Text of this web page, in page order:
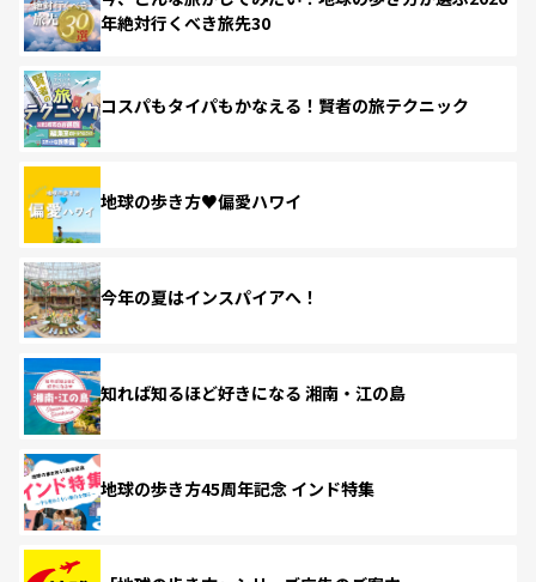
年絶対行くべき旅先30
コスパもタイパもかなえる！賢者の旅テクニック
地球の歩き方♥偏愛ハワイ
今年の夏はインスパイアへ！
知れば知るほど好きになる 湘南・江の島
地球の歩き方45周年記念 インド特集